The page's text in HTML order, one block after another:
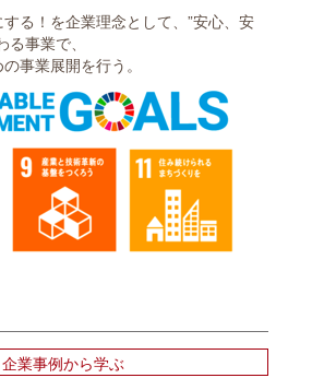
る！を企業理念として、”安心、安
事業で、
事業展開を行う。
企業事例から学ぶ